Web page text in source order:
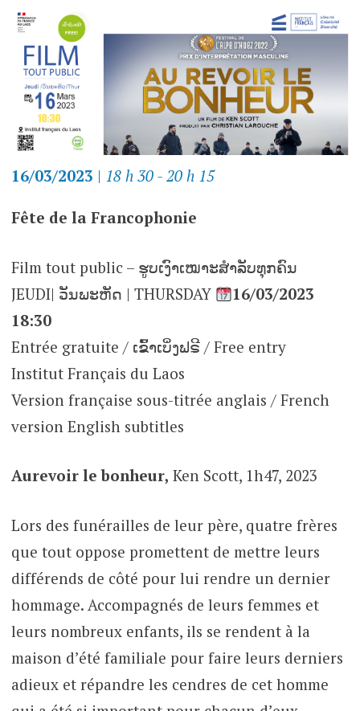
16/03/2023 | 18 h 30 - 20 h 15
Fête de la Francophonie
Film tout public – ຮູບເງົາເໝາະສຳລັບທຸກຄົນ
JEUDI| ວັນພະຫັດ | THURSDAY
16/03/2023
18:30
Entrée gratuite / ເຂົ້າເບິ່ງຟຣີ / Free entry
Institut Français du Laos
Version française sous-titrée anglais / French
version English subtitles
Aurevoir le bonheur, Ken Scott, 1h47, 2023
Lors des funérailles de leur père, quatre frères
que tout oppose promettent de mettre leurs
différends de côté pour lui rendre un dernier
hommage. Accompagnés de leurs femmes et
leurs nombreux enfants, ils se rendent à la
maison d’été familiale pour faire leurs derniers
adieux et répandre les cendres de cet homme